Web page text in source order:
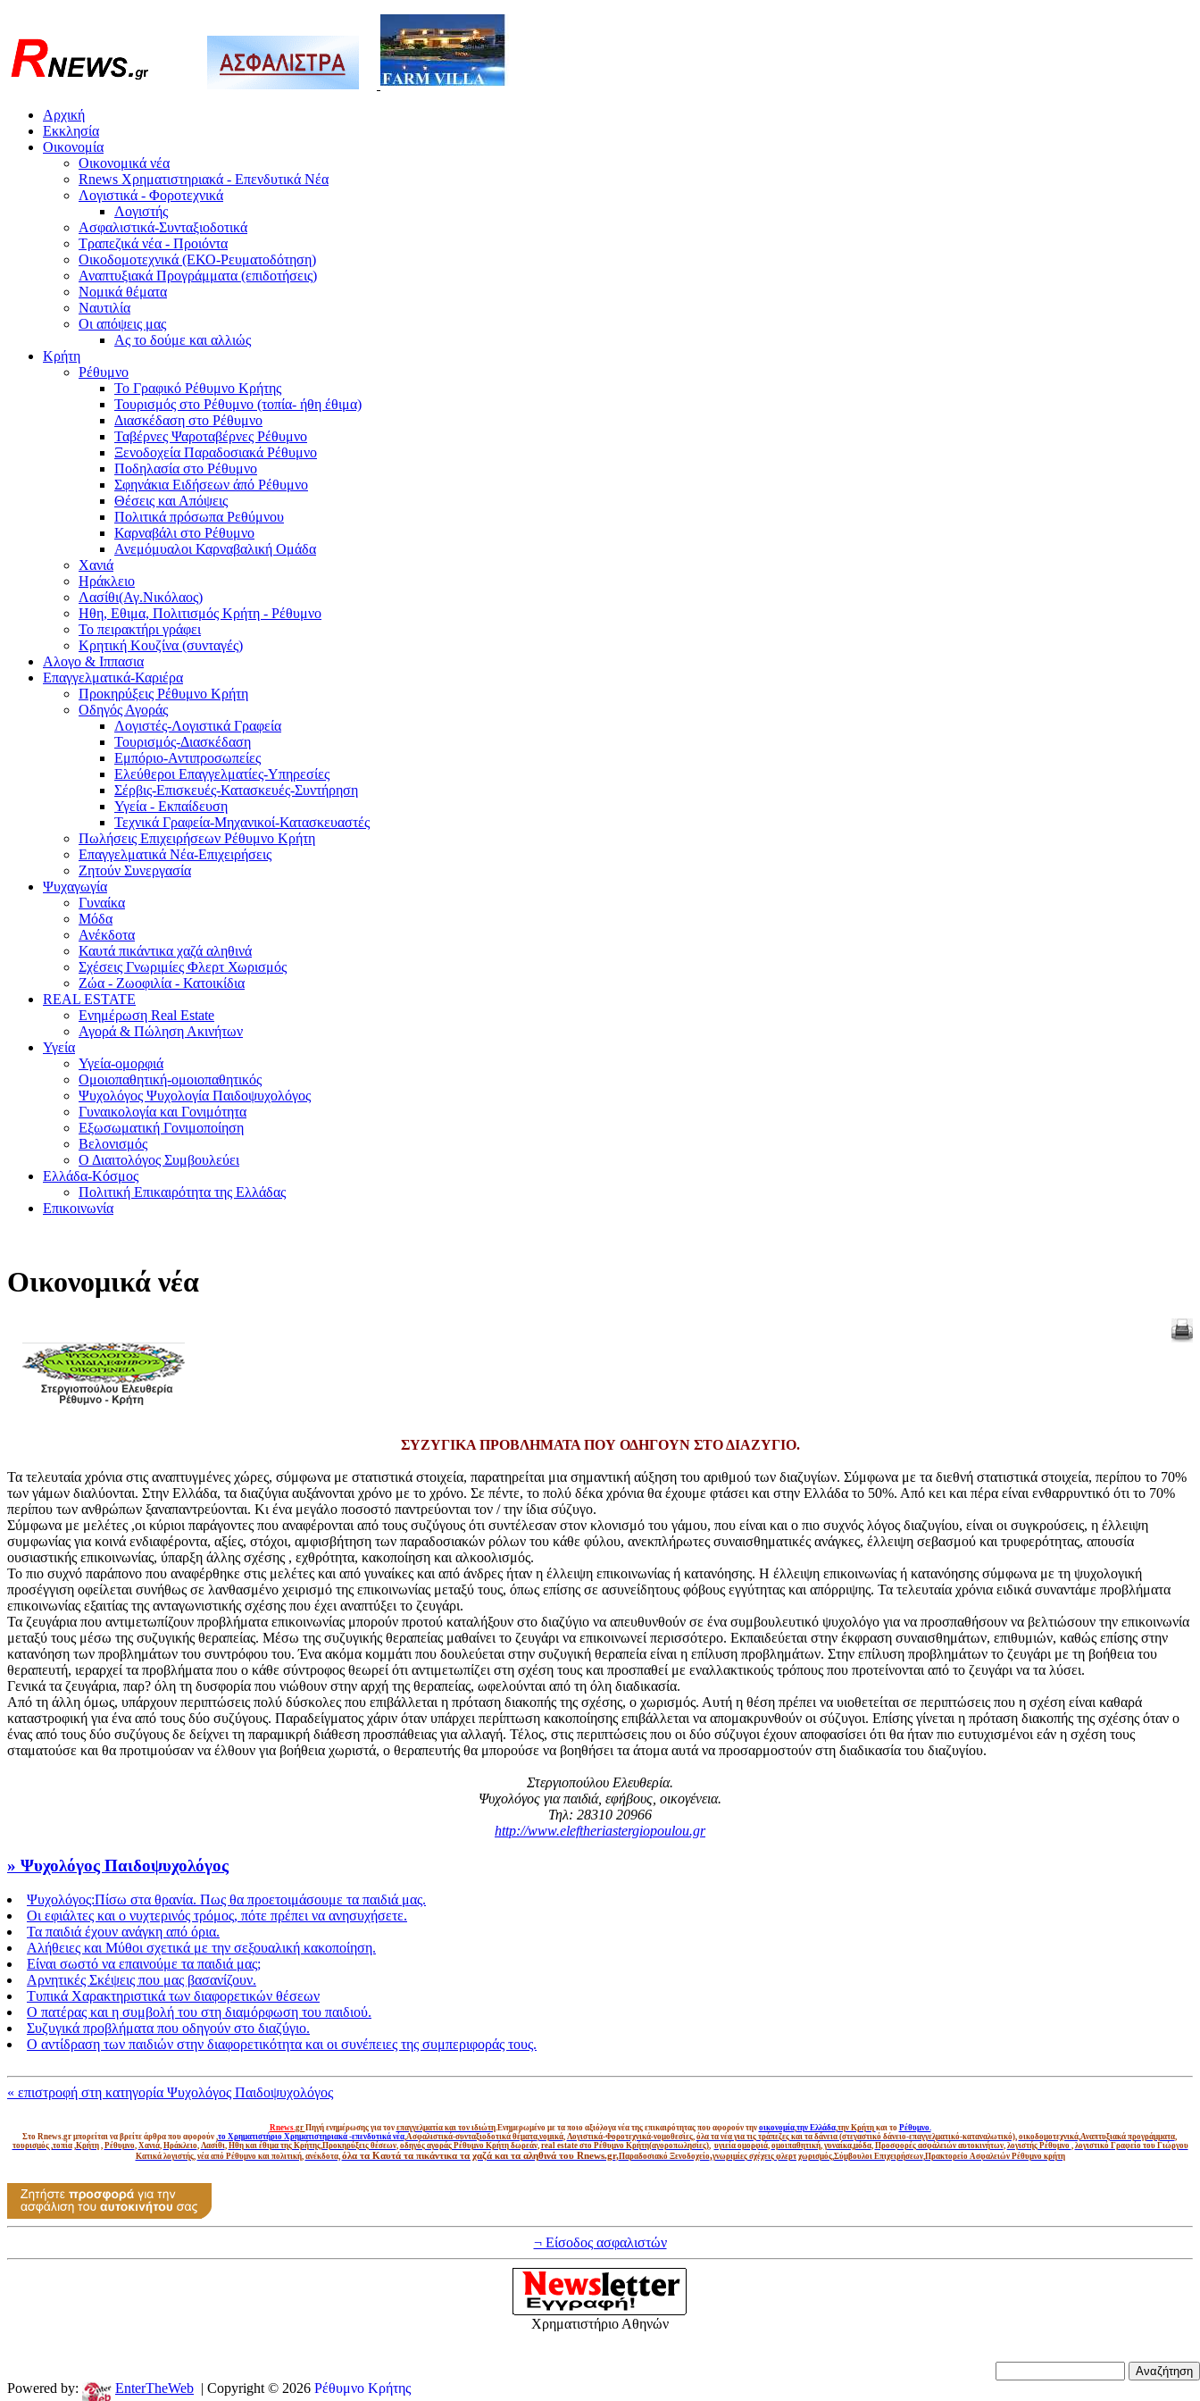
Αρχική
Εκκλησία
Οικονομία
Οικονομικά νέα
Rnews Χρηματιστηριακά - Επενδυτικά Νέα
Λογιστικά - Φοροτεχνικά
Λογιστής
Ασφαλιστικά-Συνταξιοδοτικά
Τραπεζικά νέα - Προιόντα
Οικοδομοτεχνικά (ΕΚΟ-Ρευματοδότηση)
Αναπτυξιακά Προγράμματα (επιδοτήσεις)
Νομικά θέματα
Ναυτιλία
Οι απόψεις μας
Ας το δούμε και αλλιώς
Κρήτη
Ρέθυμνο
Το Γραφικό Ρέθυμνο Κρήτης
Τουρισμός στο Ρέθυμνο (τοπία- ήθη έθιμα)
Διασκέδαση στο Ρέθυμνο
Ταβέρνες Ψαροταβέρνες Ρέθυμνο
Ξενοδοχεία Παραδοσιακά Ρέθυμνο
Ποδηλασία στο Ρέθυμνο
Σφηνάκια Ειδήσεων άπό Ρέθυμνο
Θέσεις και Απόψεις
Πολιτικά πρόσωπα Ρεθύμνου
Καρναβάλι στο Ρέθυμνο
Ανεμόμυαλοι Καρναβαλική Ομάδα
Χανιά
Ηράκλειο
Λασίθι(Αγ.Νικόλαος)
Ηθη, Εθιμα, Πολιτισμός Κρήτη - Ρέθυμνο
Το πειρακτήρι γράφει
Κρητική Κουζίνα (συνταγές)
Αλογο & Ιππασια
Επαγγελματικά-Καριέρα
Προκηρύξεις Ρέθυμνο Κρήτη
Οδηγός Αγοράς
Λογιστές-Λογιστικά Γραφεία
Τουρισμός-Διασκέδαση
Εμπόριο-Αντιπροσωπείες
Ελεύθεροι Επαγγελματίες-Υπηρεσίες
Σέρβις-Επισκευές-Κατασκευές-Συντήρηση
Υγεία - Εκπαίδευση
Τεχνικά Γραφεία-Μηχανικοί-Κατασκευαστές
Πωλήσεις Επιχειρήσεων Ρέθυμνο Κρήτη
Επαγγελματικά Νέα-Επιχειρήσεις
Ζητούν Συνεργασία
Ψυχαγωγία
Γυναίκα
Μόδα
Ανέκδοτα
Καυτά πικάντικα χαζά αληθινά
Σχέσεις Γνωριμίες Φλερτ Χωρισμός
Ζώα - Ζωοφιλία - Κατοικίδια
REAL ESTATE
Ενημέρωση Real Estate
Αγορά & Πώληση Ακινήτων
Υγεία
Υγεία-ομορφιά
Ομοιοπαθητική-ομοιοπαθητικός
Ψυχολόγος Ψυχολογία Παιδοψυχολόγος
Γυναικολογία και Γονιμότητα
Εξωσωματική Γονιμοποίηση
Βελονισμός
Ο Διαιτολόγος Συμβουλεύει
Ελλάδα-Κόσμος
Πολιτική Επικαιρότητα της Ελλάδας
Επικοινωνία
Οικονομικά νέα
ΣΥΖΥΓΙΚΑ ΠΡΟΒΛΗΜΑΤΑ ΠΟΥ ΟΔΗΓΟΥΝ ΣΤΟ ΔΙΑΖΥΓΙΟ.
Τα τελευταία χρόνια στις αναπτυγμένες χώρες, σύμφωνα με στατιστικά στοιχεία, παρατηρείται μια σημαντική αύξηση του αριθμού των διαζυγίων. Σύμφωνα με τα διεθνή στατιστικά στοιχεία, περίπου το 70%
των γάμων διαλύονται. Στην Ελλάδα, τα διαζύγια αυξάνονται χρόνο με το χρόνο. Σε πέντε, το πολύ δέκα χρόνια θα έχουμε φτάσει και στην Ελλάδα το 50%. Από κει και πέρα είναι ενθαρρυντικό ότι το 70%
περίπου των ανθρώπων ξαναπαντρεύονται. Κι ένα μεγάλο ποσοστό παντρεύονται τον / την ίδια σύζυγο.
Σύμφωνα με μελέτες ,οι κύριοι παράγοντες που αναφέρονται από τους συζύγους ότι συντέλεσαν στον κλονισμό του γάμου, που είναι και ο πιο συχνός λόγος διαζυγίου, είναι οι συγκρούσεις, η έλλειψη
συμφωνίας για κοινά ενδιαφέροντα, αξίες, στόχοι, αμφισβήτηση των παραδοσιακών ρόλων του κάθε φύλου, ανεκπλήρωτες συναισθηματικές ανάγκες, έλλειψη σεβασμού και τρυφερότητας, απουσία
ουσιαστικής επικοινωνίας, ύπαρξη άλλης σχέσης , εχθρότητα, κακοποίηση και αλκοολισμός.
Το πιο συχνό παράπονο που αναφέρθηκε στις μελέτες και από γυναίκες και από άνδρες ήταν η έλλειψη επικοινωνίας ή κατανόησης. Η έλλειψη επικοινωνίας ή κατανόησης σύμφωνα με τη ψυχολογική
προσέγγιση οφείλεται συνήθως σε λανθασμένο χειρισμό της επικοινωνίας μεταξύ τους, όπως επίσης σε ασυνείδητους φόβους εγγύτητας και απόρριψης. Τα τελευταία χρόνια ειδικά συναντάμε προβλήματα
επικοινωνίας εξαιτίας της ανταγωνιστικής σχέσης που έχει αναπτύξει το ζευγάρι.
Τα ζευγάρια που αντιμετωπίζουν προβλήματα επικοινωνίας μπορούν προτού καταλήξουν στο διαζύγιο να απευθυνθούν σε ένα συμβουλευτικό ψυχολόγο για να προσπαθήσουν να βελτιώσουν την επικοινωνία
μεταξύ τους μέσω της συζυγικής θεραπείας. Μέσω της συζυγικής θεραπείας μαθαίνει το ζευγάρι να επικοινωνεί περισσότερο. Εκπαιδεύεται στην έκφραση συναισθημάτων, επιθυμιών, καθώς επίσης στην
κατανόηση των προβλημάτων του συντρόφου του. Ένα ακόμα κομμάτι που δουλεύεται στην συζυγική θεραπεία είναι η επίλυση προβλημάτων. Στην επίλυση προβλημάτων το ζευγάρι με τη βοήθεια του
θεραπευτή, ιεραρχεί τα προβλήματα που ο κάθε σύντροφος θεωρεί ότι αντιμετωπίζει στη σχέση τους και προσπαθεί με εναλλακτικούς τρόπους που προτείνονται από το ζευγάρι να τα λύσει.
Γενικά τα ζευγάρια, παρ? όλη τη δυσφορία που νιώθουν στην αρχή της θεραπείας, ωφελούνται από τη όλη διαδικασία.
Από τη άλλη όμως, υπάρχουν περιπτώσεις πολύ δύσκολες που επιβάλλεται η πρόταση διακοπής της σχέσης, ο χωρισμός. Αυτή η θέση πρέπει να υιοθετείται σε περιπτώσεις που η σχέση είναι καθαρά
καταστροφική για ένα από τους δύο συζύγους. Παραδείγματος χάριν όταν υπάρχει περίπτωση κακοποίησης επιβάλλεται να απομακρυνθούν οι σύζυγοι. Επίσης γίνεται η πρόταση διακοπής της σχέσης όταν ο
ένας από τους δύο συζύγους δε δείχνει τη παραμικρή διάθεση προσπάθειας για αλλαγή. Τέλος, στις περιπτώσεις που οι δύο σύζυγοι έχουν αποφασίσει ότι θα ήταν πιο ευτυχισμένοι εάν η σχέση τους
σταματούσε και θα προτιμούσαν να έλθουν για βοήθεια χωριστά, ο θεραπευτής θα μπορούσε να βοηθήσει τα άτομα αυτά να προσαρμοστούν στη διαδικασία του διαζυγίου.
Στεργιοπούλου Ελευθερία.
Ψυχολόγος για παιδιά, εφήβους, οικογένεια.
Τηλ: 28310 20966
http://www.eleftheriastergiopoulou.gr
» Ψυχολόγος Παιδοψυχολόγος
Ψυχολόγος:Πίσω στα θρανία. Πως θα προετοιμάσουμε τα παιδιά μας.
Οι εφιάλτες και ο νυχτερινός τρόμος, πότε πρέπει να ανησυχήσετε.
Τα παιδιά έχουν ανάγκη από όρια.
Αλήθειες και Μύθοι σχετικά με την σεξουαλική κακοποίηση.
Είναι σωστό να επαινούμε τα παιδιά μας;
Αρνητικές Σκέψεις που μας βασανίζουν.
Τυπικά Χαρακτηριστικά των διαφορετικών θέσεων
Ο πατέρας και η συμβολή του στη διαμόρφωση του παιδιού.
Συζυγικά προβλήματα που οδηγούν στο διαζύγιο.
Ο αντίδραση των παιδιών στην διαφορετικότητα και οι συνέπειες της συμπεριφοράς τους.
« επιστροφή στη κατηγορία Ψυχολόγος Παιδοψυχολόγος
Rnews.gr Πηγή ενημέρωσης για τον επαγγελματία και τον ιδιώτη.Ενημερωμένο με τα ποιο αξιόλογα νέα της επικαιρότητας που αφορούν την οικονομία,την Ελλάδα,την Κρήτη και το Ρέθυμνο.
Στο Rnews.gr μπορείται να βρείτε άρθρα που αφορούν ,το Χρηματιστήριο Χρηματιστηριακά -επενδυτικά νέα,Ασφαλιστικά-συνταξιοδοτικά θέματα,νομικά, Λογιστικά-Φοροτεχνικά-νομοθεσίες, όλα τα νέα για τις τράπεζες και τα δάνεια (στεγαστικό δάνειο-επαγγελματικό-καταναλωτικό), οικοδομοτεχνικά,Αναπτυξιακά προγράμματα,
τουρισμός ,τοπία,Κρήτη, Ρέθυμνο, Χανιά, Ηράκλειο, Λασίθι, Ηθη και έθιμα της Κρήτης,Προκηρύξεις θέσεων, οδηγός αγοράς Ρέθυμνο Κρήτη δωρεάν, real estate στο Ρέθυμνο Κρήτη(αγοροπωλησίες), υγιεία ομορφιά, ομοιπαθητική, γυναίκα,μόδα, Προσφορές ασφάλειών αυτοκινήτων, λογιστής Ρέθυμνο , λογιστικό Γραφείο του Γιώργου
Κατικά λογιστής, νέα από Ρέθυμνο και πολιτική, ανέκδοτα, όλα τα Καυτά τα πικάντικα τα χαζά και τα αληθινά του Rnews.gr,Παραδοσιακό Ξενοδοχείο,γνωριμίες σχέχεις φλερτ χωρισμός,Σύμβουλοι Επιχειρήσεων,Πρακτορείο Ασφαλειών Ρέθυμνο κρήτη
¬ Είσοδος ασφαλιστών
Χρηματιστήριο Αθηνών
Powered by: EnterTheWeb | Copyright © 2026 Ρέθυμνο Κρήτης